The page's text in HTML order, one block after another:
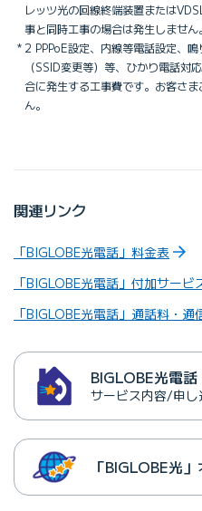
レッツ光の回線終端装置または
事と同時工事の場合は発生しません。
2 PPPoE設定、内線等電話設定、
（SSID変更等）等、ひかり電話対
合に発生する工事費です。お客さ
ん。
関連リンク
「BIGLOBE光電話」料金表
「BIGLOBE光電話」付加サービ
「BIGLOBE光電話」通話料・通
BIGLOBE光電話
サービス内容/申し
「BIGLOBE光